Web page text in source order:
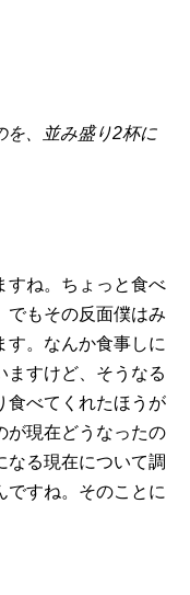
を、並み盛り2杯に
すね。ちょっと食べ
でもその反面僕はみ
す。なんか食事しに
ますけど、そうなる
食べてくれたほうが
が現在どうなったの
なる現在について調
ですね。そのことに